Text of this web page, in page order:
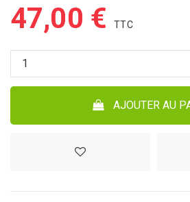
47,00 €
AJOUTER AU